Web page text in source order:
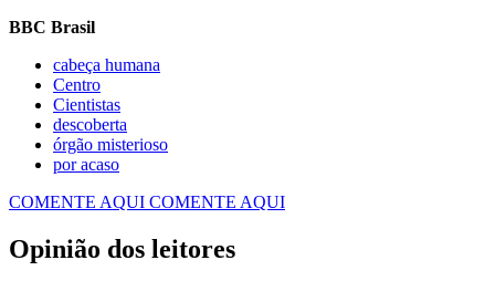
BBC Brasil
cabeça humana
Centro
Cientistas
descoberta
órgão misterioso
por acaso
COMENTE AQUI COMENTE AQUI
Opinião dos leitores